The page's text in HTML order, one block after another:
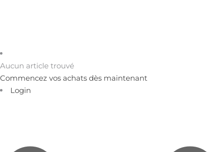
Aucun article trouvé
Commencez vos achats dès maintenant
Login